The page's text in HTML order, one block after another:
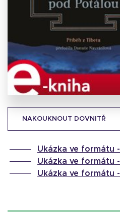
NAKOUKNOUT DOVNITŘ
Ukázka ve formátu -
Ukázka ve formátu -
Ukázka ve formátu -